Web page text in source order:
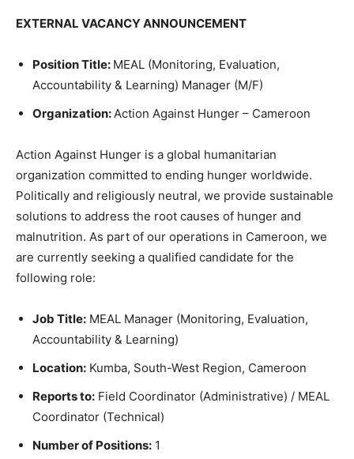
EXTERNAL VACANCY ANNOUNCEMENT
Position Title: MEAL (Monitoring, Evaluation,
Accountability & Learning) Manager (M/F)
Organization:Action Against Hunger – Cameroon
Action Against Hunger is a global humanitarian
organization committed to ending hunger worldwide.
Politically and religiously neutral, we provide sustainable
solutions to address the root causes of hunger and
malnutrition. As part of our operations in Cameroon, we
are currently seeking a qualified candidate for the
following role:
Job Title: MEAL Manager (Monitoring, Evaluation,
Accountability & Learning)
Location: Kumba, South-West Region, Cameroon
Reports to: Field Coordinator (Administrative) / MEAL
Coordinator (Technical)
Number of Positions: 1